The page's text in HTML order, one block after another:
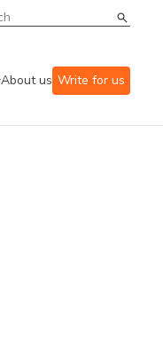
About us Write for us